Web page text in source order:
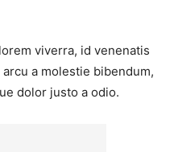
viverra, id venenatis
a molestie bibendum,
dolor justo a odio.